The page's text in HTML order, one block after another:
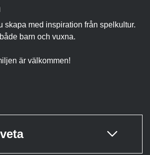
skapa med inspiration från spelkultur.
barn och vuxna.
är välkommen!